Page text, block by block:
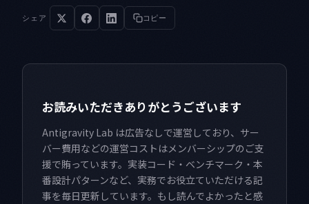
シェア コピー
お読みいただきありがとうございます
Antigravity Lab は広告なしで運営しており、サー
バー費用などの運営コストはメンバーシップのご支
援で賄っています。実装コード・ベンチマーク・本
番設計パターンなど、実務でお役立ていただける記
事を毎日更新しています。もし読んでよかったと感